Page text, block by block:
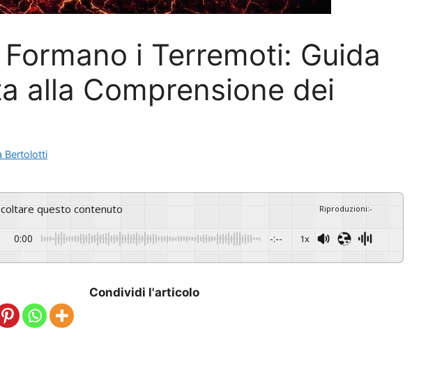
i Terremoti: Guida
alla Comprensione dei
Bertolotti
questo contenuto Riproduzioni:-
0:00 -:-- 1x
Condividi l'articolo